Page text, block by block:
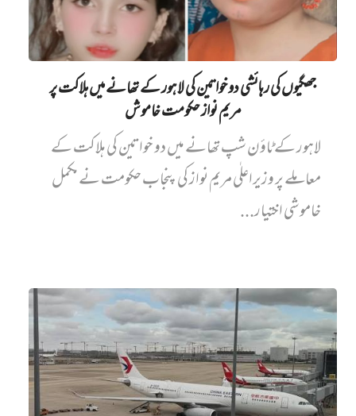
جھگیوں کی رہائشی دو خواتین کی لاہور کے تھانے میں‌ ہلاکت پر
مریم نواز حکومت خاموش
لاہور کے ٹاؤن شپ تھانے میں دو خواتین کی ہلاکت کے
معاملے پر وزیراعلٰی مریم نواز کی پنجاب حکومت نے مکمل
خاموشی اختیار...